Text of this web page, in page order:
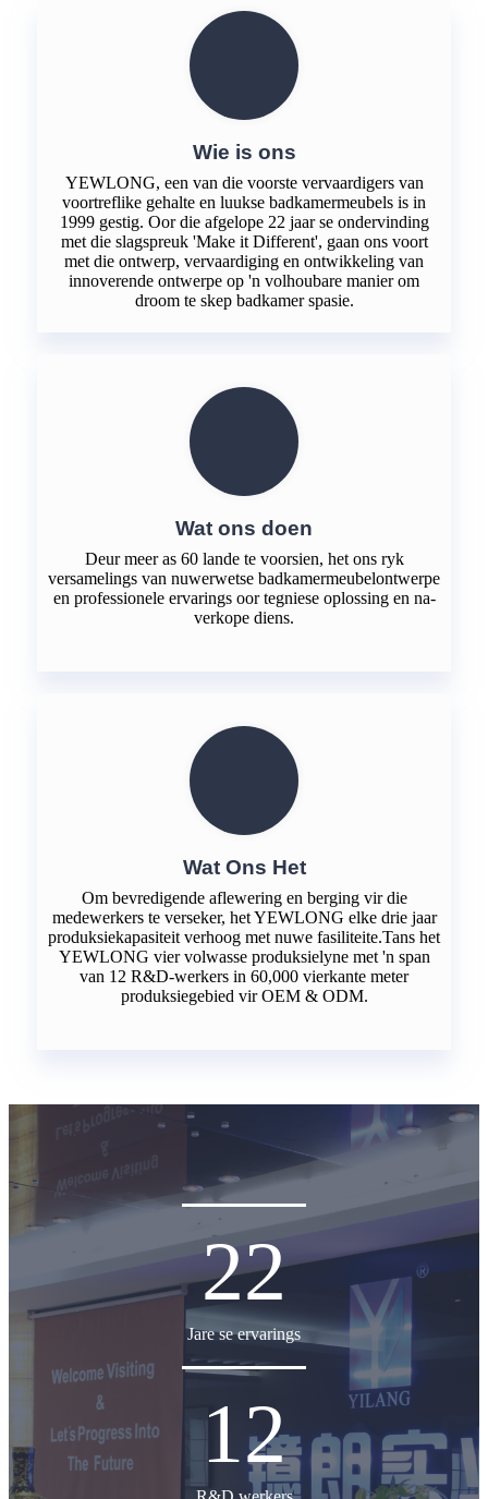
Wie is ons
YEWLONG, een van die voorste vervaardigers van
voortreflike gehalte en luukse badkamermeubels is in
1999 gestig. Oor die afgelope 22 jaar se ondervinding
met die slagspreuk 'Make it Different', gaan ons voort
met die ontwerp, vervaardiging en ontwikkeling van
innoverende ontwerpe op 'n volhoubare manier om
droom te skep badkamer spasie.
Wat ons doen
Deur meer as 60 lande te voorsien, het ons ryk
versamelings van nuwerwetse badkamermeubelontwerpe
en professionele ervarings oor tegniese oplossing en na-
verkope diens.
Wat Ons Het
Om bevredigende aflewering en berging vir die
medewerkers te verseker, het YEWLONG elke drie jaar
produksiekapasiteit verhoog met nuwe fasiliteite.Tans het
YEWLONG vier volwasse produksielyne met 'n span
van 12 R&D-werkers in 60,000 vierkante meter
produksiegebied vir OEM & ODM.
22
Jare se ervarings
12